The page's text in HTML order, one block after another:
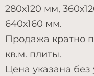
280х120 мм,
640х160 мм.
Продажа кратно
кв.м. плиты.
Цена указана без